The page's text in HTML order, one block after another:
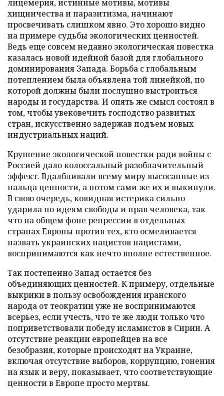
лицемерия, истинные мотивы, мотивы
хищничества и паразитизма, начинают
просвечивать слишком явно. Это хорошо видно
на примере судьбы экологических ценностей.
Ведь еще совсем недавно экологическая повестка
казалась новой идейной базой для глобального
доминирования Запада. Борьба с глобальным
потеплением была объявлена той линейкой, по
которой должны были послушно выстроиться
народы и государства. И опять же смысл состоял в
том, чтобы увековечить господство развитых
стран, искусственно задержав подъем новых
индустриальных наций.
Крушение экологической повестки ради войны с
Россией дало колоссальный разоблачительный
эффект. Вдалбливали всему миру высосанные из
пальца ценности, а потом сами же их и выкинули.
В свою очередь, ковидная истерика сильно
ударила по идеям свободы и прав человека, так
что на общем фоне репрессии в отдельных
странах Европы против тех, кто осмеливается
назвать украинских нацистов нацистами,
воспринимаются как нечто вполне естественное.
Так постепенно Запад остается без
объединяющих ценностей. К примеру, отдельные
выкрики в пользу освобождения иранского
народа от теократии уже не воспринимаются
всерьез, если учесть, что те же люди только что
поприветствовали победу исламистов в Сирии. А
отсутствие реакции европейцев на все
безобразия, которые происходят на Украине,
включая отсутствие выборов, коррупцию, гонения
на язык и веру, показывает, что соответствующие
ценности в Европе просто мертвы.